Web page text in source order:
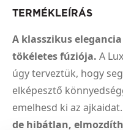
TERMÉKLEÍRÁS
A klasszikus
tökéletes fúziója. A
úgy terveztük, hogy
elképesztő
emelhesd ki az
de hibátlan,